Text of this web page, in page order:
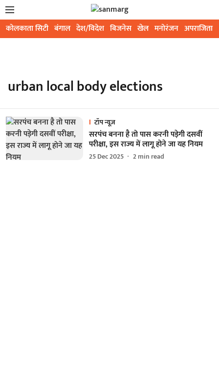
कोलकाता सिटी बंगाल देश/विदेश बिजनेस खेल मनोरंजन अपराजिता
urban local body elections
टॉप न्यूज़
सरपंच बनना है तो पास करनी पड़ेगी दसवीं
परीक्षा, इस राज्य में लागू होने जा यह नियम
25 Dec 2025 2min read